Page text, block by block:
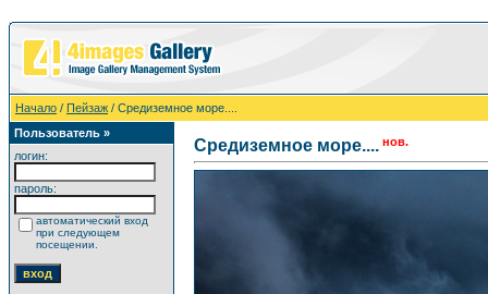
Начало / Пейзаж / Средиземное море....
Пользователь »
логин:
пароль:
автоматический вход
при следующем
посещении.
Средиземное море.... нов.